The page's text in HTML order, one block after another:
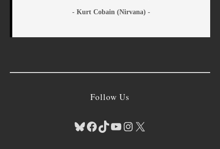
- Kurt Cobain (Nirvana) -
Follow Us